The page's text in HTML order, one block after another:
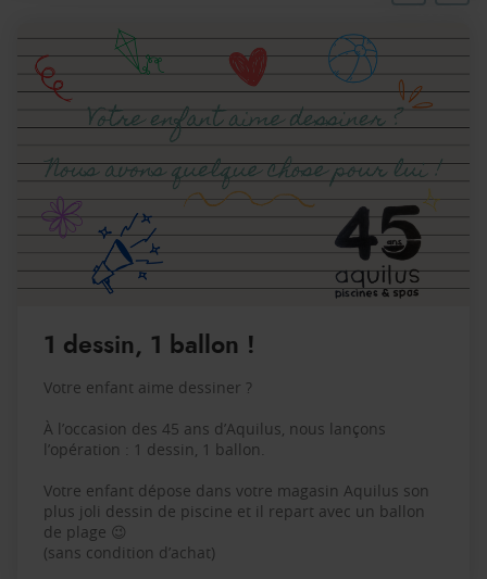
1 dessin, 1 ballon !
Votre enfant aime dessiner ?
À l’occasion des 45 ans d’Aquilus, nous lançons
l’opération : 1 dessin, 1 ballon.
Votre enfant dépose dans votre magasin Aquilus son
plus joli dessin de piscine et il repart avec un ballon
de plage 😉
(sans condition d’achat)